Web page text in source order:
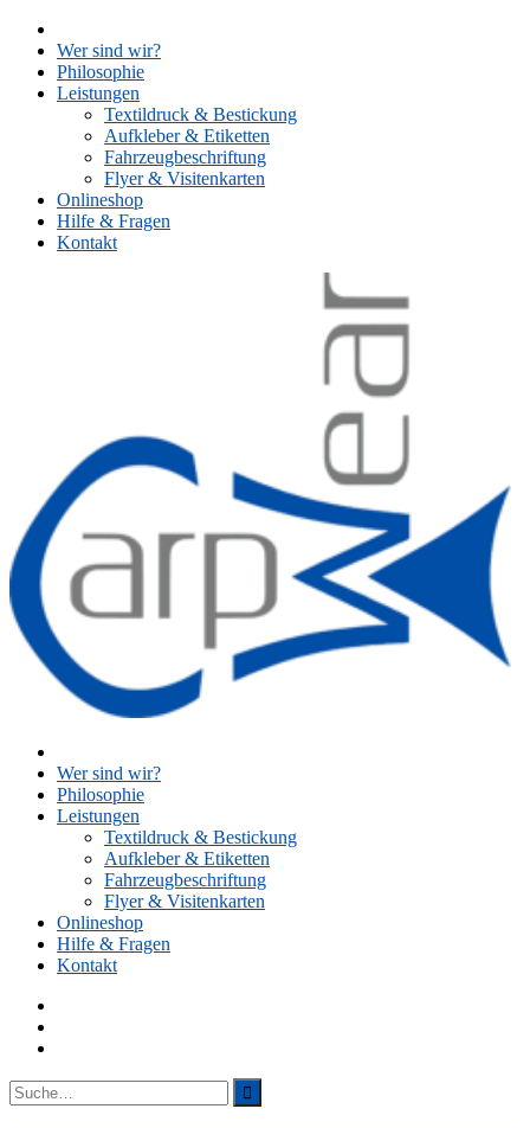
Skip
content
Wer sind wir?
Philosophie
Leistungen
Textildruck & Bestickung
Aufkleber & Etiketten
Fahrzeugbeschriftung
Flyer & Visitenkarten
Onlineshop
Hilfe & Fragen
Kontakt
Wer sind wir?
Philosophie
Leistungen
Textildruck & Bestickung
Aufkleber & Etiketten
Fahrzeugbeschriftung
Flyer & Visitenkarten
Onlineshop
Hilfe & Fragen
Kontakt
Suchergebnis
für: